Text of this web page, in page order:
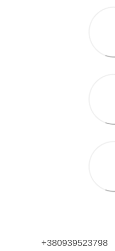
+380939523798